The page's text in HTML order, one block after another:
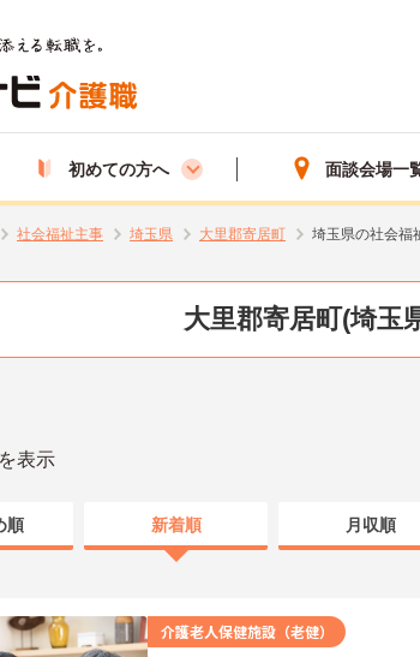
初めての方へ 面談会場一
社会福祉主事 埼玉県 大里郡寄居町 埼玉県の社会福
大里郡寄居町(埼玉
表示
順 新着順 月収順
介護老人保健施設（老健）